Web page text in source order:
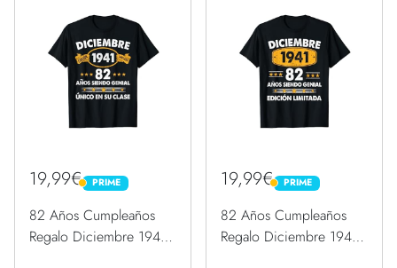
19,99€ PRIME
PRIME
82 Años Cumpleaños
Regalo Diciembre 1941
19,99€ PRIME
PRIME
82 Años Cumpleaños
Regalo Diciembre 1941